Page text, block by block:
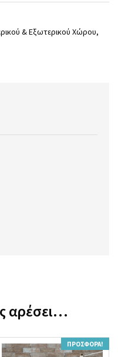
& Εξωτερικού Χώρου,
αρέσει…
ΠΡΟΣΦΟΡΆ!